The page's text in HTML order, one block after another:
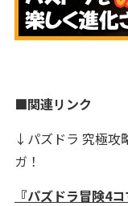
■関連リンク
↓パズドラ 究極攻
ガ！
『パズドラ冒険4